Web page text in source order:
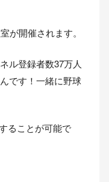
が開催されます。
ル登録者数37万人
です！一緒に野球
ることが可能で